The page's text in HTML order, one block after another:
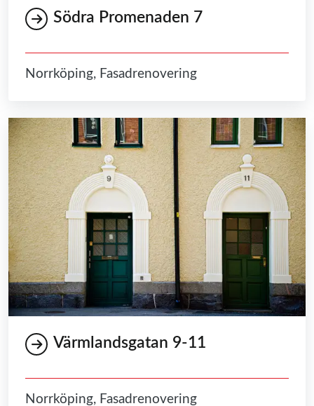
Södra Promenaden 7
Norrköping, Fasadrenovering
Värmlandsgatan 9-11
Norrköping, Fasadrenovering